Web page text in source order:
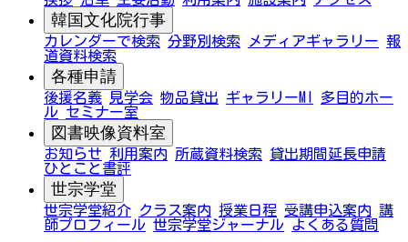
韓国文化院行事
カレンダーで検索 分野別検索 メディアギャラリー 報
道資料検索
各種申請
後援名義 見学会 物品貸出 ギャラリーMI
多目的ホー
ル セミナー室
図書映像資料室
お知らせ 利用案内 所蔵資料検索
貸出期間延長申請
ひとこと書評
世宗学堂
世宗学堂紹介 クラス案内 授業日程 受講申込案内 講
師プロフィール 世宗学堂ジャーナル よくある質問